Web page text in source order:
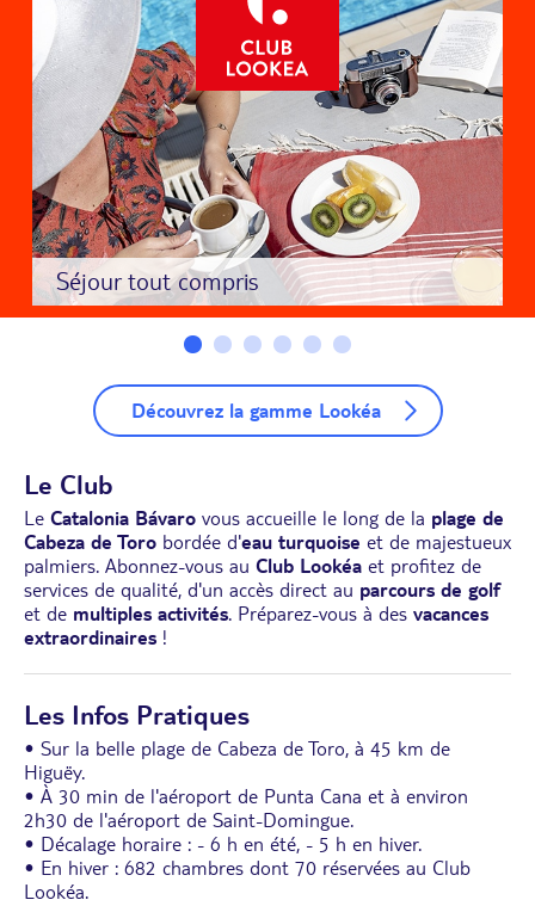
Séjour tout compris
Découvrez la gamme Lookéa
Le Club
Le Catalonia Bávaro vous accueille le long de la plage de
Cabeza de Toro bordée d'eau turquoise et de majestueux
palmiers. Abonnez-vous au Club Lookéa et profitez de
services de qualité, d'un accès direct au parcours de golf
et de multiples activités. Préparez-vous à des vacances
extraordinaires !
Les Infos Pratiques
• Sur la belle plage de Cabeza de Toro, à 45 km de
Higuëy.
• À 30 min de l'aéroport de Punta Cana et à environ
2h30 de l'aéroport de Saint-Domingue.
• Décalage horaire : - 6 h en été, - 5 h en hiver.
• En hiver : 682 chambres dont 70 réservées au Club
Lookéa.